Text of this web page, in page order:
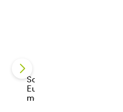
Solid Oak Edge Banding
Euro.massif 2x33 / 50
meters